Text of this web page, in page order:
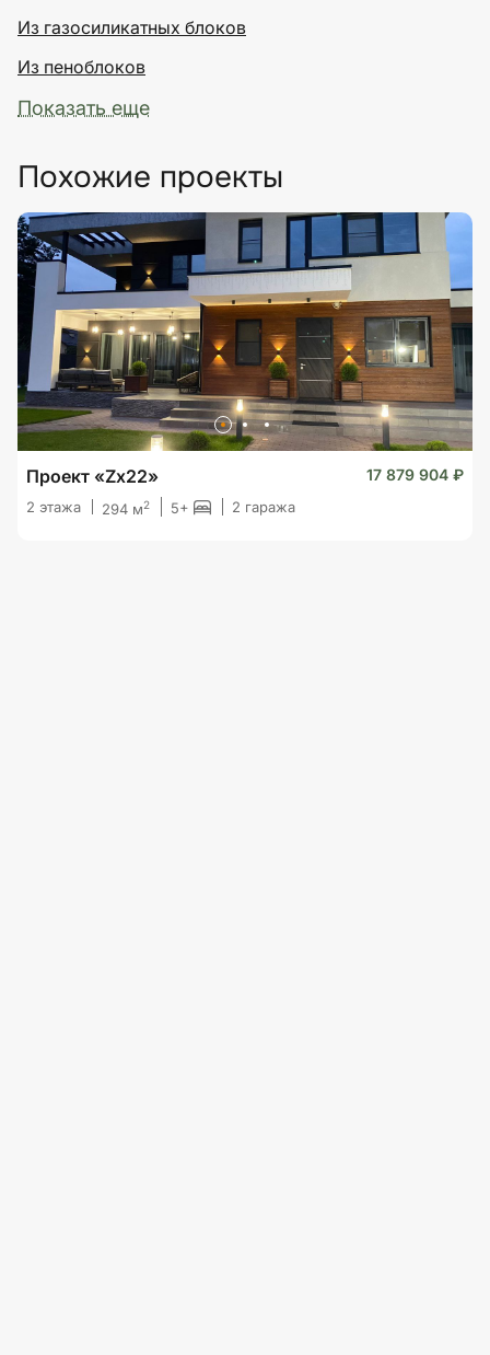
Из газосиликатных блоков
Из пеноблоков
Показать еще
Похожие проекты
Проект «Zx22» 17 879 904 ₽
2 этажа 294 м2 5+ 2 гаража